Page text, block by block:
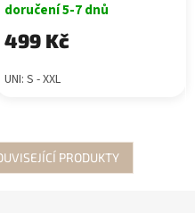
doručení 5-7 dnů
499 Kč
UNI: S - XXL
PRODUKTY